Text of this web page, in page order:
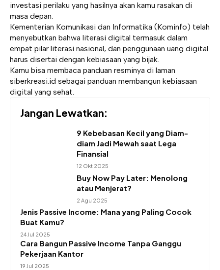
investasi perilaku yang hasilnya akan kamu rasakan di
masa depan.
Kementerian Komunikasi dan Informatika (Kominfo) telah
menyebutkan bahwa literasi digital termasuk dalam
empat pilar literasi nasional, dan penggunaan uang digital
harus disertai dengan kebiasaan yang bijak.
Kamu bisa membaca panduan resminya di laman
siberkreasi.id sebagai panduan membangun kebiasaan
digital yang sehat.
Jangan Lewatkan:
9 Kebebasan Kecil yang Diam-
diam Jadi Mewah saat Lega
Finansial
12 Okt 2025
Buy Now Pay Later: Menolong
atau Menjerat?
2 Agu 2025
Jenis Passive Income: Mana yang Paling Cocok
Buat Kamu?
24 Jul 2025
Cara Bangun Passive Income Tanpa Ganggu
Pekerjaan Kantor
19 Jul 2025